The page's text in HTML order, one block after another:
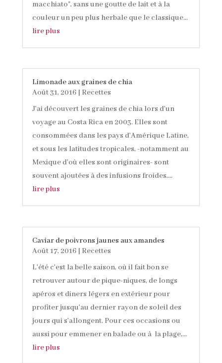
macchiato", sans une goutte de lait et à la
couleur un peu plus herbale que le classique...
lire plus
Limonade aux graines de chia
Août 31, 2016| Recettes
J'ai découvert les graines de chia lors d'un
voyage au Costa Rica en 2003. Elles sont
consommées dans les pays d'Amérique Latine,
et sous les latitudes tropicales, -notamment au
Mexique d'où elles sont originaires- sont
souvent ajoutées à des infusions froides,...
lire plus
Caviar de poivrons jaunes aux amandes
Août 17, 2016| Recettes
L'été c'est la belle saison, où il fait bon se
retrouver autour de pique-niques, de longs
apéros et diners légers en extérieur pour
profiter jusqu'au dernier rayon de soleil des
jours qui s'allongent. Pour ces occasions ou
aussi pour emmener en balade ou à la plage,...
lire plus